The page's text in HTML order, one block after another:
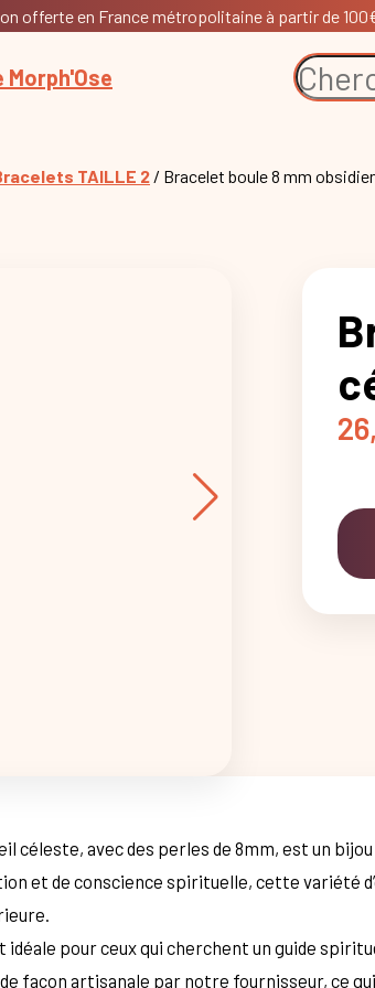
offerte en France métropolitaine à partir de
TAILLE 2 / Bracelet boule 8 mm
céleste, avec des perles de 8mm, est un
et de conscience spirituelle, cette variété
idéale pour ceux qui cherchent un guide
façon artisanale par notre fournisseur, ce